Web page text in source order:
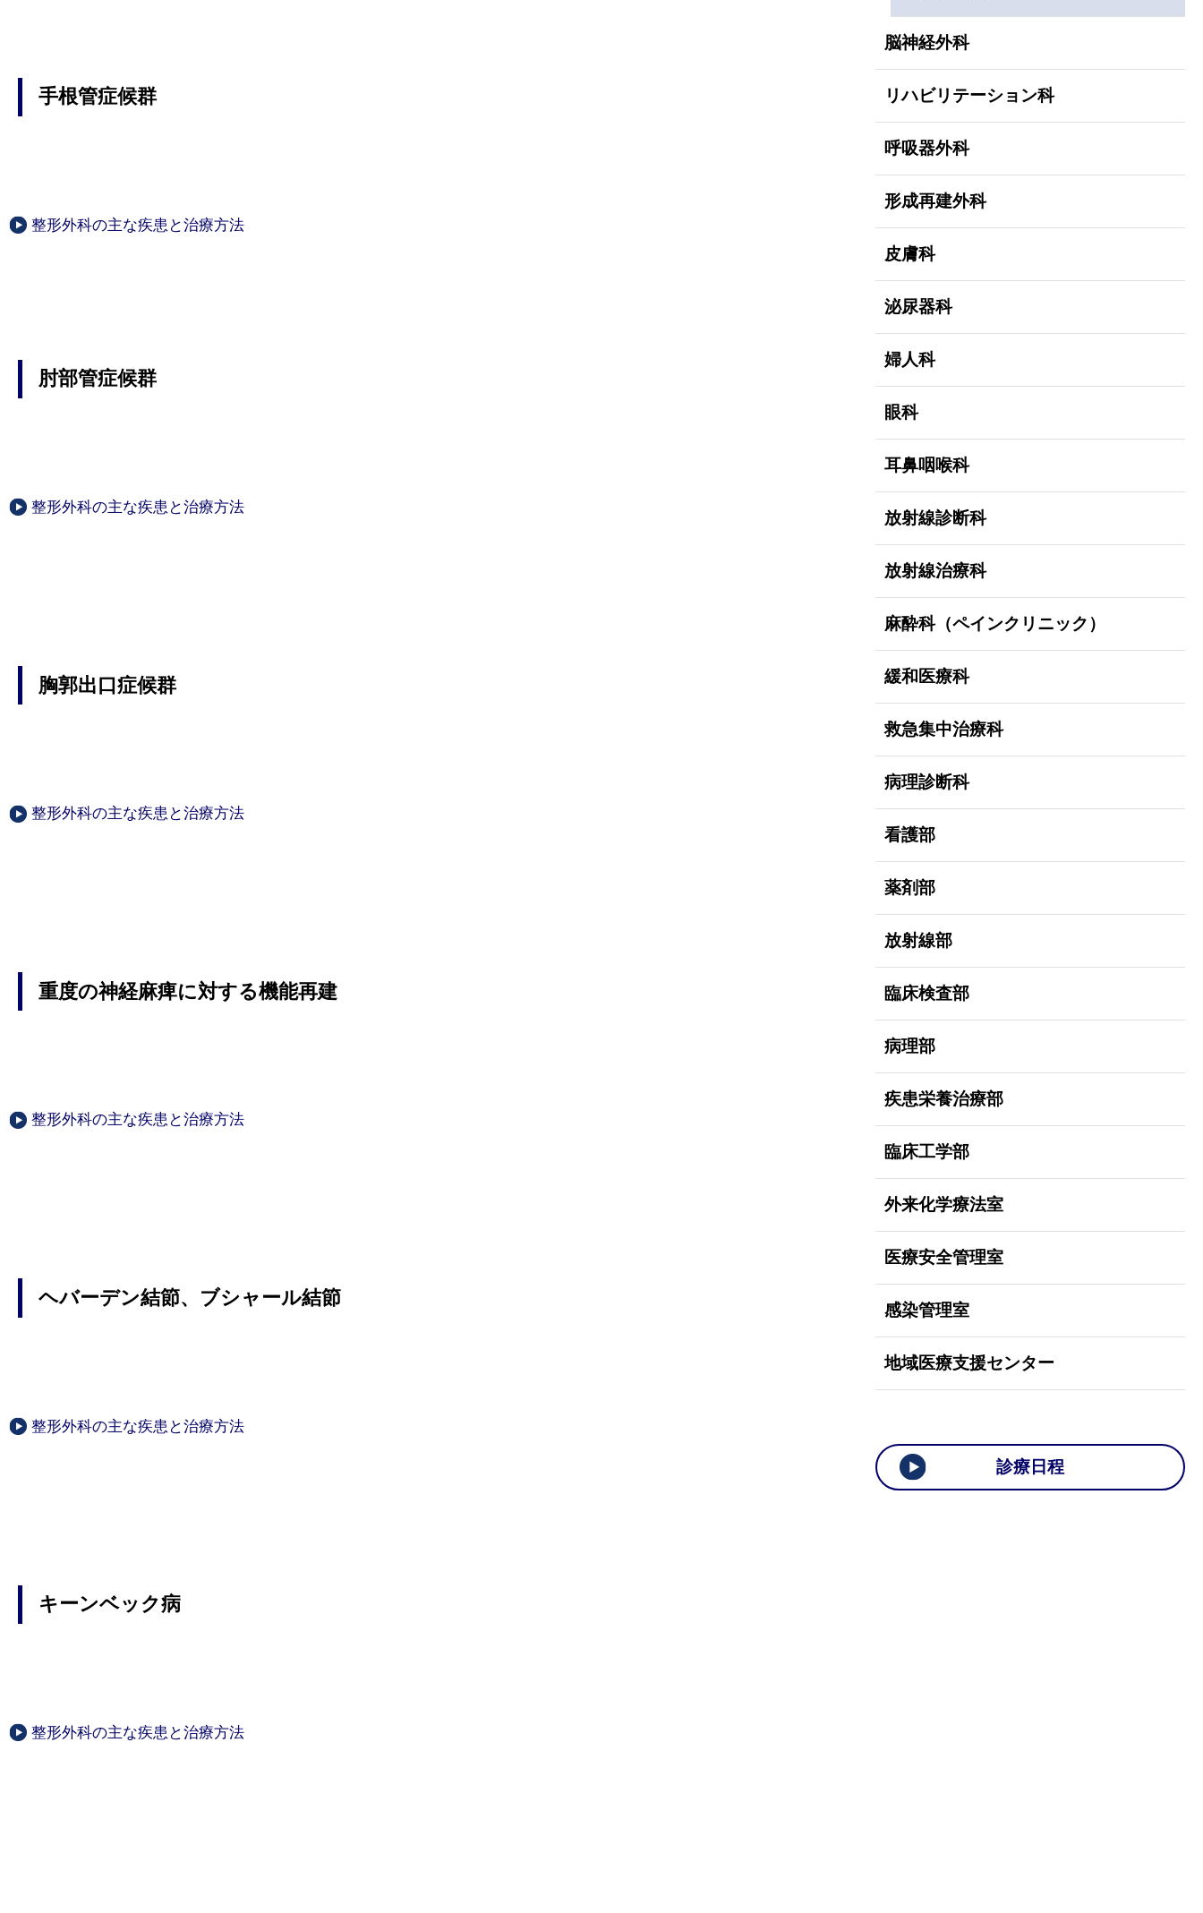
手根管症候群
整形外科の主な疾患と治療方法
肘部管症候群
整形外科の主な疾患と治療方法
胸郭出口症候群
整形外科の主な疾患と治療方法
重度の神経麻痺に対する機能再建
整形外科の主な疾患と治療方法
ヘバーデン結節、ブシャール結節
整形外科の主な疾患と治療方法
キーンベック病
整形外科の主な疾患と治療方法
脳神経外科
リハビリテーション科
呼吸器外科
形成再建外科
皮膚科
泌尿器科
婦人科
眼科
耳鼻咽喉科
放射線診断科
放射線治療科
麻酔科（ペインクリニック）
緩和医療科
救急集中治療科
病理診断科
看護部
薬剤部
放射線部
臨床検査部
病理部
疾患栄養治療部
臨床工学部
外来化学療法室
医療安全管理室
感染管理室
地域医療支援センター
診療日程